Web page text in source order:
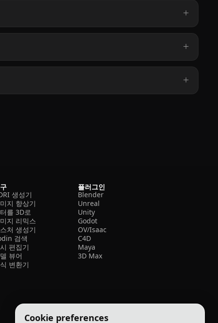
Cookie preferences
생성기
지 향상기
를 3D로
지 리믹스
처 생성기
검색
편집기
뷰어
변환기
플러그인
Blender
Unreal
Unity
Godot
OV/Isaac
C4D
Maya
3D Max